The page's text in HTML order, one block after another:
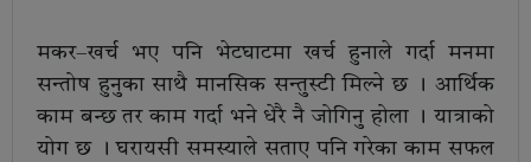
मकर–खर्च भए पनि भेटघाटमा खर्च हुनाले गर्दा मनमा
सन्तोष हुनुका साथै मानसिक सन्तुस्टी मिल्ने छ । आर्थिक
काम बन्छ तर काम गर्दा भने धेरै नै जोगिनु होला । यात्राको
योग छ । घरायसी समस्याले सताए पनि गरेका काम सफल